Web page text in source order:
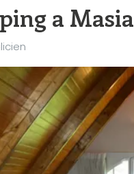
a Masia